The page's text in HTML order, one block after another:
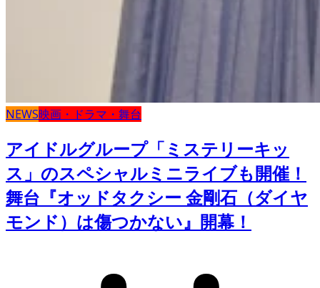
NEWS映画・ドラマ・舞台
アイドルグループ「ミステリーキッ
ス」のスペシャルミニライブも開催！
舞台『オッドタクシー 金剛石（ダイヤ
モンド）は傷つかない』開幕！